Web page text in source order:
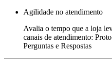
Agilidade no atendimento
Avalia o tempo que a loja
canais de atendimento:
Perguntas e Respostas